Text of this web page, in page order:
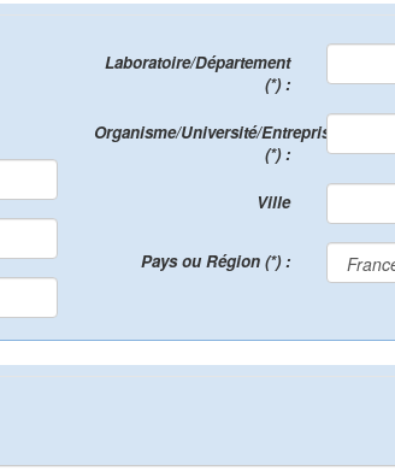
Laboratoire/Département
(*) :
Organisme/Université/Entreprise
(*) :
Ville
Pays ou Région (*) :